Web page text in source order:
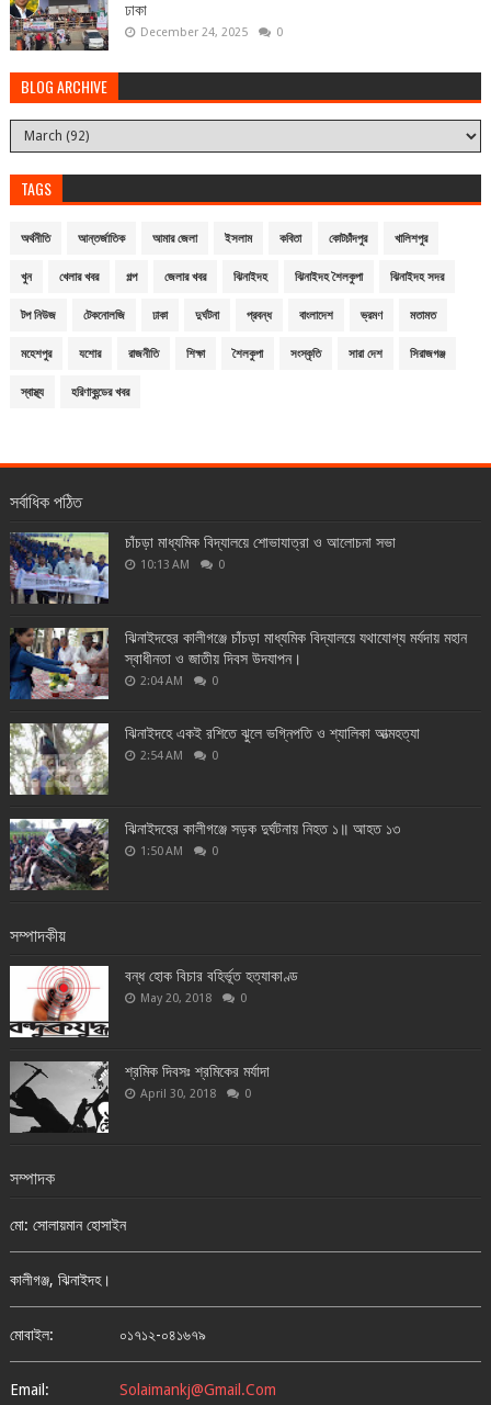
ঢাকা
December 24, 2025 0
BLOG ARCHIVE
TAGS
অর্থনীতি আন্তর্জাতিক আমার জেলা ইসলাম কবিতা কোটচাঁদপুর খালিশপুর
খুন খেলার খবর গল্প জেলার খবর ঝিনাইদহ ঝিনাইদহ শৈলকুপা ঝিনাইদহ সদর
টপ নিউজ টেকনোলজি ঢাকা দুর্ঘটনা প্রবন্ধ বাংলাদেশ ভ্রমণ মতামত
মহেশপুর যশোর রাজনীতি শিক্ষা শৈলকুপা সংস্কৃতি সারা দেশ সিরাজগঞ্জ
স্বাস্থ্য হরিণাকুন্ডের খবর
সর্বাধিক পঠিত
চাঁচড়া মাধ্যমিক বিদ্যালয়ে শোভাযাত্রা ও আলোচনা সভা
10:13 AM 0
ঝিনাইদহের কালীগঞ্জে চাঁচড়া মাধ্যমিক বিদ্যালয়ে যথাযোগ্য মর্যদায় মহান
স্বাধীনতা ও জাতীয় দিবস উদযাপন।
2:04 AM 0
ঝিনাইদহে একই রশিতে ঝুলে ভগ্নিপতি ও শ্যালিকা আত্মহত্যা
2:54 AM 0
ঝিনাইদহের কালীগঞ্জে সড়ক দুর্ঘটনায় নিহত ১॥ আহত ১৩
1:50 AM 0
সম্পাদকীয়
বন্ধ হোক বিচার বহির্ভূত হত্যাকাণ্ড
May 20, 2018 0
শ্রমিক দিবসঃ শ্রমিকের মর্যাদা
April 30, 2018 0
সম্পাদক
মো: সোলায়মান হোসাইন
কালীগঞ্জ, ঝিনাইদহ।
মোবাইল: ০১৭১২-০৪১৬৭৯
Email: Solaimankj@gmail.com